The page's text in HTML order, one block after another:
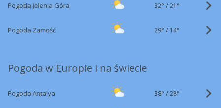
Pogoda Jelenia Góra 32° /21°
Pogoda Zamość 29° / 14°
Pogoda w Europie i na świecie
Pogoda Antalya 38° /28°